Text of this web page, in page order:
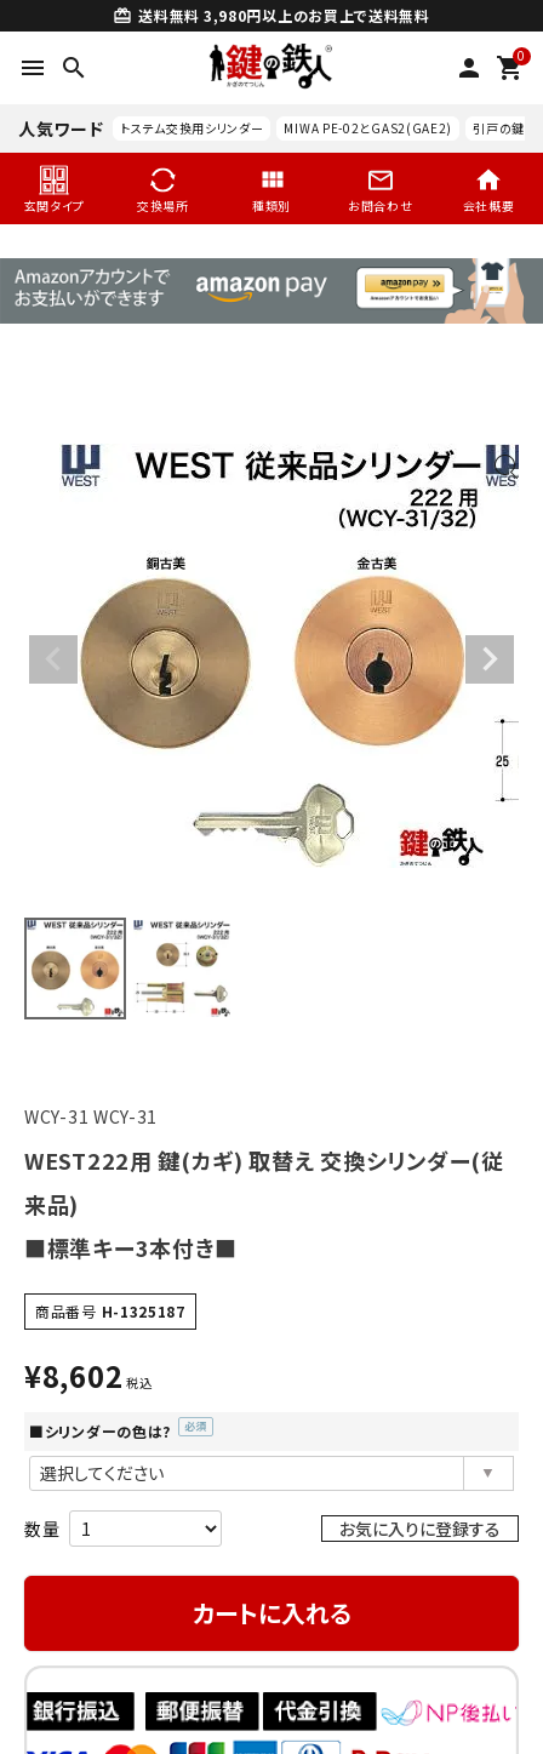
card_giftcard 送料無料 3,980円以上のお買上で送料無料
menu search person 0
shopping_cart
人気ワード トステム交換用シリンダー MIWA PE-02とGAS2(GAE2) 引戸の鍵交
玄関タイプ 交換場所 種類別 お問合わせ 会社概要
search
ドアノブの交換
レバーハンドル錠の交換
防犯対策
南京錠
ACCOUNT MENU
ようこそ ゲスト 様
meeting_room ログイン person
WCY-31 WCY-31
WEST222用 鍵(カギ) 取替え 交換シリンダー(従
来品)
■標準キー3本付き■
商品番号 H-1325187
¥8,602 税込
■シリンダーの色は?
お気に入りに登録する
カートに入れる